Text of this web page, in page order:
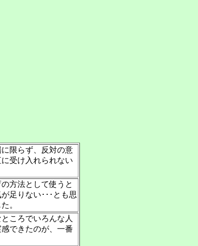
限らず、反対の意
受け入れられない
方法として使うと
足りない･･･とも思
。
ころでいろんな人
できたのが、一番